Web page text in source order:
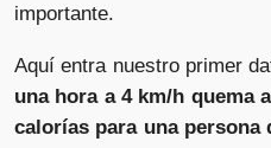
importante.
Aquí entra nuestro primer
una hora a 4 km/h quema
calorías para una persona